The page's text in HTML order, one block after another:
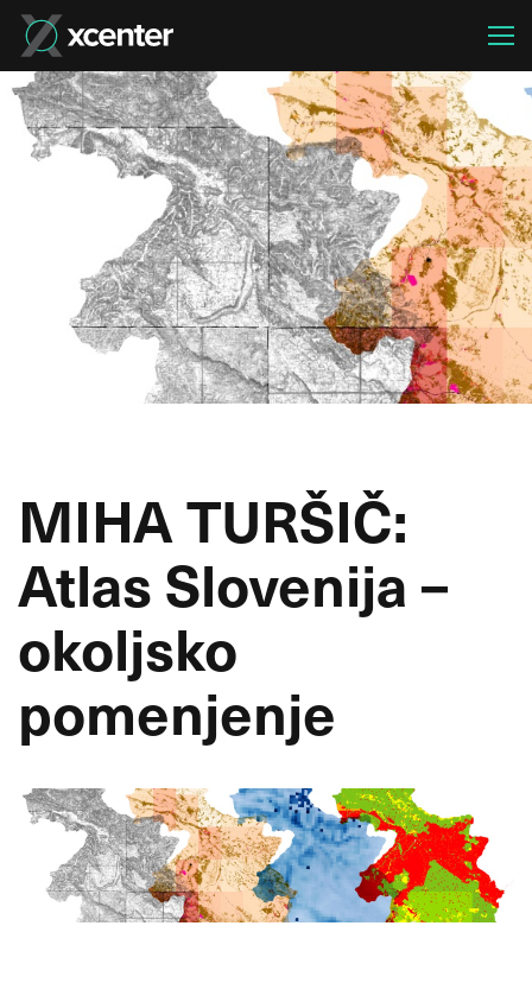
MIHA TURŠIČ:
Atlas Slovenija –
okoljsko
pomenjenje